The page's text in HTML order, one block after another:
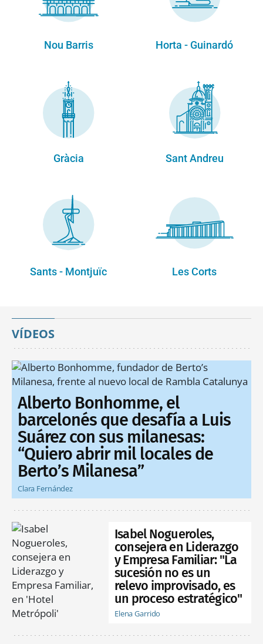
Nou Barris Horta - Guinardó
Gràcia Sant Andreu
Sants - Montjuïc Les Corts
VÍDEOS
Alberto Bonhomme, el
barcelonés que desafía a Luis
Suárez con sus milanesas:
“Quiero abrir mil locales de
Berto’s Milanesa”
Clara Fernández
Isabel Nogueroles,
consejera en Liderazgo
y Empresa Familiar: "La
sucesión no es un
relevo improvisado, es
un proceso estratégico"
Elena Garrido